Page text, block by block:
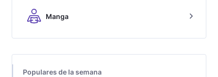
Manga
Populares de la semana